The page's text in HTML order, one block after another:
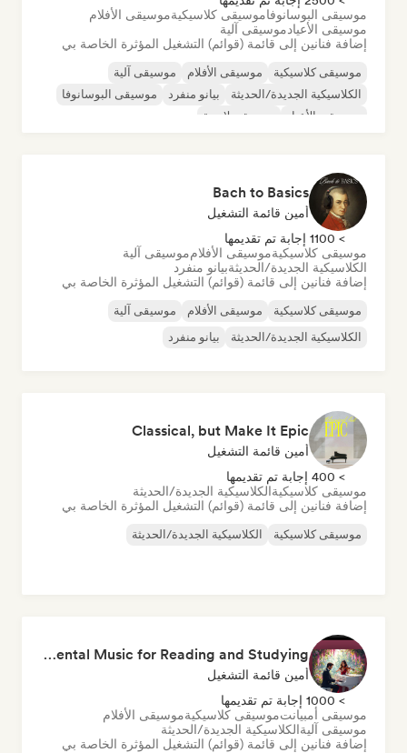
موسيقى البوسانوفاموسيقى كلاسيكيةموسيقى الأفلام
موسيقى الأعيادموسيقى آلية
إضافة فنانين إلى قائمة (قوائم) التشغيل المؤثرة الخاصة بي
موسيقى كلاسيكية موسيقى الأفلام
موسيقى آلية
الكلاسيكية الجديدة/الحديثة
بيانو منفرد
موسيقى البوسانوفا
موسيقى الأعياد
موسيقى لاتينية
Bach to Basics
أمين قائمة التشغيل
> 1100 إجابة تم تقديمها
موسيقى كلاسيكيةموسيقى الأفلامموسيقى آلية
الكلاسيكية الجديدة/الحديثةبيانو منفرد
إضافة فنانين إلى قائمة (قوائم) التشغيل المؤثرة الخاصة بي
موسيقى كلاسيكية موسيقى الأفلام
موسيقى آلية
الكلاسيكية الجديدة/الحديثة
بيانو منفرد
Classical, but Make It Epic
أمين قائمة التشغيل
> 400 إجابة تم تقديمها
موسيقى كلاسيكيةالكلاسيكية الجديدة/الحديثة
إضافة فنانين إلى قائمة (قوائم) التشغيل المؤثرة الخاصة بي
موسيقى كلاسيكية الكلاسيكية الجديدة/الحديثة
Relaxing Melodic Instrumental Music for Reading and Studying
أمين قائمة التشغيل
> 1000 إجابة تم تقديمها
موسيقى أمبيانتموسيقى كلاسيكيةموسيقى الأفلام
موسيقى آليةالكلاسيكية الجديدة/الحديثة
إضافة فنانين إلى قائمة (قوائم) التشغيل المؤثرة الخاصة بي